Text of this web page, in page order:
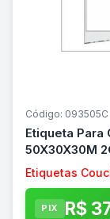
Código: 093505C
Etiqueta Para
50X30X30M
Etiquetas
PIX R$